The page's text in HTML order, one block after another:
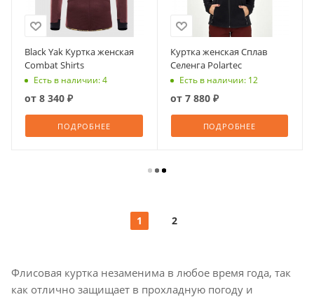
Black Yak Куртка женская
Combat Shirts
Есть в наличии: 4
от 8 340 ₽
ПОДРОБНЕЕ
Куртка женская Сплав
Селенга Polartec
Есть в наличии: 12
от 7 880 ₽
ПОДРОБНЕЕ
1 2
Флисовая куртка незаменима в любое время года, так
как отлично защищает в прохладную погоду и